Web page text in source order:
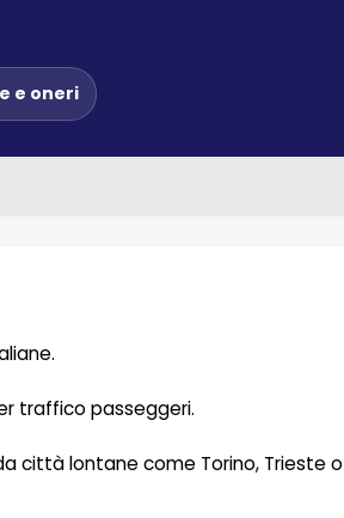
e oneri
traffico passeggeri.
città lontane come Torino, Trieste o